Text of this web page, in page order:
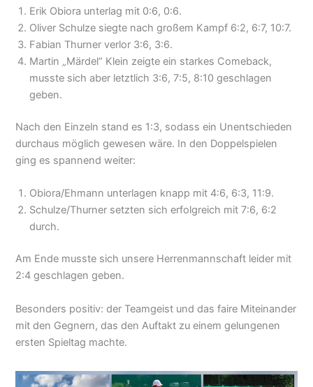
Erik Obiora unterlag mit 0:6, 0:6.
Oliver Schulze siegte nach großem Kampf 6:2, 6:7, 10:7.
Fabian Thurner verlor 3:6, 3:6.
Martin „Märdel“ Klein zeigte ein starkes Comeback,
musste sich aber letztlich 3:6, 7:5, 8:10 geschlagen
geben.
Nach den Einzeln stand es 1:3, sodass ein Unentschieden
durchaus möglich gewesen wäre. In den Doppelspielen
ging es spannend weiter:
Obiora/Ehmann unterlagen knapp mit 4:6, 6:3, 11:9.
Schulze/Thurner setzten sich erfolgreich mit 7:6, 6:2
durch.
Am Ende musste sich unsere Herrenmannschaft leider mit
2:4 geschlagen geben.
Besonders positiv: der Teamgeist und das faire Miteinander
mit den Gegnern, das den Auftakt zu einem gelungenen
ersten Spieltag machte.